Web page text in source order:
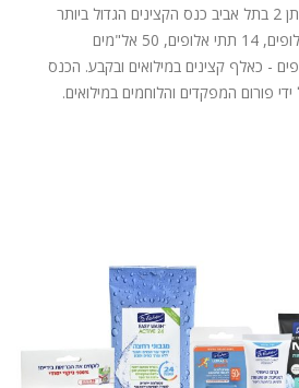
הערב יתקיים באקספו ביתן 2 בתל אביב כנס הקצינים הגדול ביותר
בצה״ל מאז היווסדו: 4 אלופים, 14 תתי אלופים, 50 אל"מים
- כאלף קצינים במילואים ובקבע. הכנס
פורום המפקדים והלוחמים במילואים.